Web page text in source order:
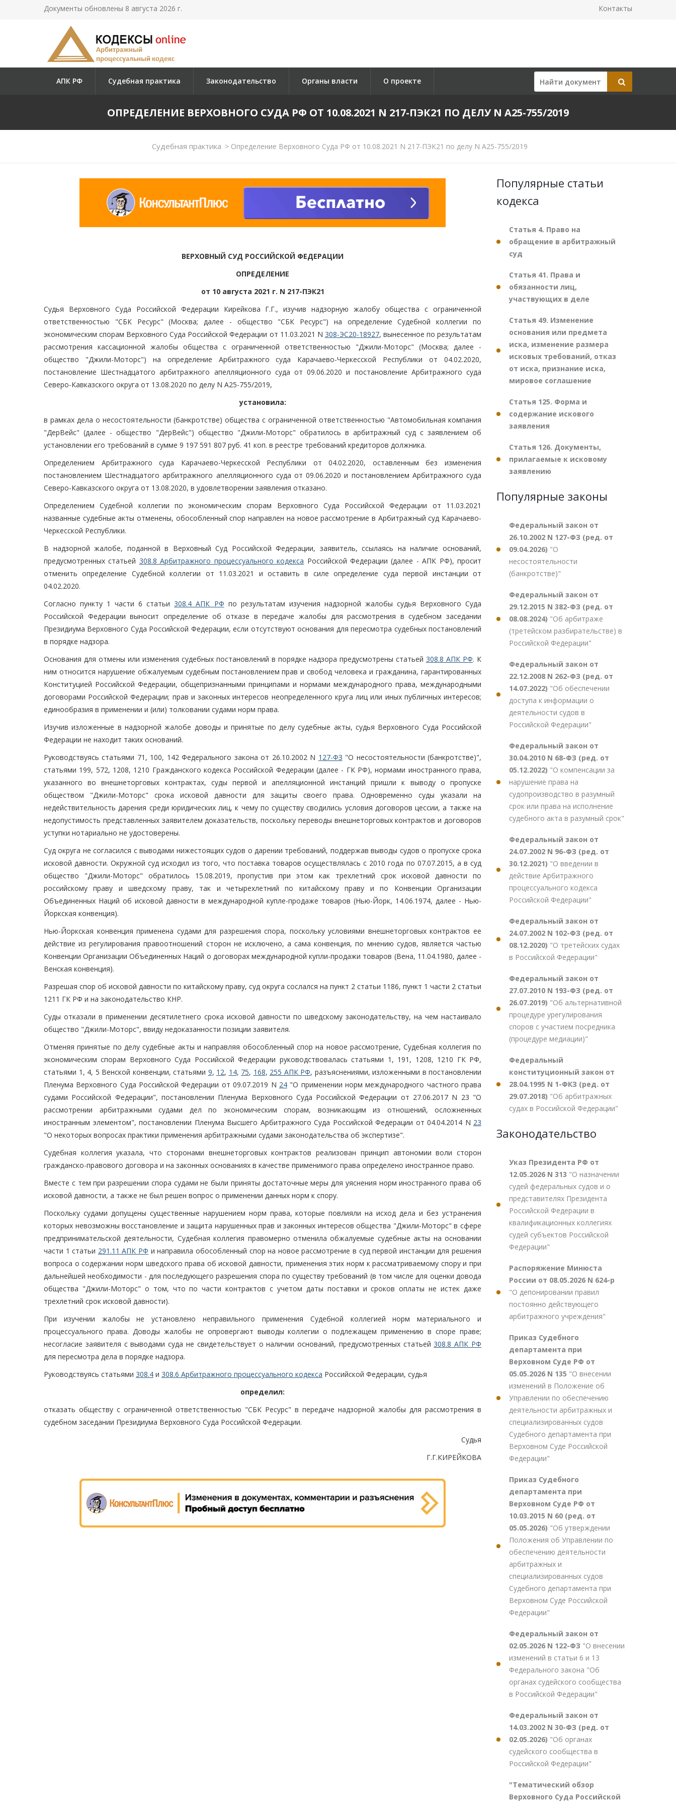
Документы обновлены 8 августа 2026 г. Контакты
АПК РФ Судебная практика Законодательство Органы власти О проекте
ОПРЕДЕЛЕНИЕ ВЕРХОВНОГО СУДА РФ ОТ 10.08.2021 N 217-ПЭК21 ПО ДЕЛУ N А25-755/2019
Судебная практика > Определение Верховного Суда РФ от 10.08.2021 N 217-ПЭК21 по делу N А25-755/2019
ВЕРХОВНЫЙ СУД РОССИЙСКОЙ ФЕДЕРАЦИИ
ОПРЕДЕЛЕНИЕ
от 10 августа 2021 г. N 217-ПЭК21
Судья Верховного Суда Российской Федерации Кирейкова Г.Г., изучив надзорную жалобу общества с ограниченной
ответственностью "СБК Ресурс" (Москва; далее - общество "СБК Ресурс") на определение Судебной коллегии по
экономическим спорам Верховного Суда Российской Федерации от 11.03.2021 N 308-ЭС20-18927, вынесенное по результатам
рассмотрения кассационной жалобы общества с ограниченной ответственностью "Джили-Моторс" (Москва; далее -
общество "Джили-Моторс") на определение Арбитражного суда Карачаево-Черкесской Республики от 04.02.2020,
постановление Шестнадцатого арбитражного апелляционного суда от 09.06.2020 и постановление Арбитражного суда
Северо-Кавказского округа от 13.08.2020 по делу N А25-755/2019,
установила:
в рамках дела о несостоятельности (банкротстве) общества с ограниченной ответственностью "Автомобильная компания
"ДерВейс" (далее - общество "ДерВейс") общество "Джили-Моторс" обратилось в арбитражный суд с заявлением об
установлении его требований в сумме 9 197 591 807 руб. 41 коп. в реестре требований кредиторов должника.
Определением Арбитражного суда Карачаево-Черкесской Республики от 04.02.2020, оставленным без изменения
постановлением Шестнадцатого арбитражного апелляционного суда от 09.06.2020 и постановлением Арбитражного суда
Северо-Кавказского округа от 13.08.2020, в удовлетворении заявления отказано.
Определением Судебной коллегии по экономическим спорам Верховного Суда Российской Федерации от 11.03.2021
названные судебные акты отменены, обособленный спор направлен на новое рассмотрение в Арбитражный суд Карачаево-
Черкесской Республики.
В надзорной жалобе, поданной в Верховный Суд Российской Федерации, заявитель, ссылаясь на наличие оснований,
предусмотренных статьей 308.8 Арбитражного процессуального кодекса Российской Федерации (далее - АПК РФ), просит
отменить определение Судебной коллегии от 11.03.2021 и оставить в силе определение суда первой инстанции от
04.02.2020.
Согласно пункту 1 части 6 статьи308.4 АПК РФ по результатам изучения надзорной жалобы судья Верховного Суда
Российской Федерации выносит определение об отказе в передаче жалобы для рассмотрения в судебном заседании
Президиума Верховного Суда Российской Федерации, если отсутствуют основания для пересмотра судебных постановлений
в порядке надзора.
Основания для отмены или изменения судебных постановлений в порядке надзора предусмотрены статьей 308.8 АПК РФ. К
ним относится нарушение обжалуемым судебным постановлением прав и свобод человека и гражданина, гарантированных
Конституцией Российской Федерации, общепризнанными принципами и нормами международного права, международными
договорами Российской Федерации; прав и законных интересов неопределенного круга лиц или иных публичных интересов;
единообразия в применении и (или) толковании судами норм права.
Изучив изложенные в надзорной жалобе доводы и принятые по делу судебные акты, судья Верховного Суда Российской
Федерации не находит таких оснований.
Руководствуясь статьями 71, 100, 142 Федерального закона от 26.10.2002 N 127-ФЗ "О несостоятельности (банкротстве)",
статьями 199, 572, 1208, 1210 Гражданского кодекса Российской Федерации (далее - ГК РФ), нормами иностранного права,
указанного во внешнеторговых контрактах, суды первой и апелляционной инстанций пришли к выводу о пропуске
обществом "Джили-Моторс" срока исковой давности для защиты своего права. Одновременно суды указали на
недействительность дарения среди юридических лиц, к чему по существу сводились условия договоров цессии, а также на
недопустимость представленных заявителем доказательств, поскольку переводы внешнеторговых контрактов и договоров
уступки нотариально не удостоверены.
Суд округа не согласился с выводами нижестоящих судов о дарении требований, поддержав выводы судов о пропуске срока
исковой давности. Окружной суд исходил из того, что поставка товаров осуществлялась с 2010 года по 07.07.2015, а в суд
общество "Джили-Моторс" обратилось 15.08.2019, пропустив при этом как трехлетний срок исковой давности по
российскому праву и шведскому праву, так и четырехлетний по китайскому праву и по Конвенции Организации
Объединенных Наций об исковой давности в международной купле-продаже товаров (Нью-Йорк, 14.06.1974, далее - Нью-
Йоркская конвенция).
Нью-Йоркская конвенция применена судами для разрешения спора, поскольку условиями внешнеторговых контрактов ее
действие из регулирования правоотношений сторон не исключено, а сама конвенция, по мнению судов, является частью
Конвенции Организации Объединенных Наций о договорах международной купли-продажи товаров (Вена, 11.04.1980, далее -
Венская конвенция).
Разрешая спор об исковой давности по китайскому праву, суд округа сослался на пункт 2 статьи 1186, пункт 1 части 2 статьи
1211 ГК РФ и на законодательство КНР.
Суды отказали в применении десятилетнего срока исковой давности по шведскому законодательству, на чем настаивало
общество "Джили-Моторс", ввиду недоказанности позиции заявителя.
Отменяя принятые по делу судебные акты и направляя обособленный спор на новое рассмотрение, Судебная коллегия по
экономическим спорам Верховного Суда Российской Федерации руководствовалась статьями 1, 191, 1208, 1210 ГК РФ,
статьями 1, 4, 5 Венской конвенции, статьями 9, 12, 14, 75, 168, 255 АПК РФ, разъяснениями, изложенными в постановлении
Пленума Верховного Суда Российской Федерации от 09.07.2019 N 24"О применении норм международного частного права
судами Российской Федерации", постановлении Пленума Верховного Суда Российской Федерации от 27.06.2017 N 23 "О
рассмотрении арбитражными судами дел по экономическим спорам, возникающим из отношений, осложненных
иностранным элементом", постановлении Пленума Высшего Арбитражного Суда Российской Федерации от 04.04.2014 N 23
"О некоторых вопросах практики применения арбитражными судами законодательства об экспертизе".
Судебная коллегия указала, что сторонами внешнеторговых контрактов реализован принцип автономии воли сторон
гражданско-правового договора и на законных основаниях в качестве применимого права определено иностранное право.
Вместе с тем при разрешении спора судами не были приняты достаточные меры для уяснения норм иностранного права об
исковой давности, а также не был решен вопрос о применении данных норм к спору.
Поскольку судами допущены существенные нарушением норм права, которые повлияли на исход дела и без устранения
которых невозможны восстановление и защита нарушенных прав и законных интересов общества "Джили-Моторс" в сфере
предпринимательской деятельности, Судебная коллегия правомерно отменила обжалуемые судебные акты на основании
части 1 статьи 291.11 АПК РФ и направила обособленный спор на новое рассмотрение в суд первой инстанции для решения
вопроса о содержании норм шведского права об исковой давности, применения этих норм к рассматриваемому спору и при
дальнейшей необходимости - для последующего разрешения спора по существу требований (в том числе для оценки довода
общества "Джили-Моторс" о том, что по части контрактов с учетом даты поставки и сроков оплаты не истек даже
трехлетний срок исковой давности).
При изучении жалобы не установлено неправильного применения Судебной коллегией норм материального и
процессуального права. Доводы жалобы не опровергают выводы коллегии о подлежащем применению в споре праве;
несогласие заявителя с выводами суда не свидетельствует о наличии оснований, предусмотренных статьей308.8 АПК РФ
для пересмотра дела в порядке надзора.
Руководствуясь статьями 308.4 и 308.6 Арбитражного процессуального кодекса Российской Федерации, судья
определил:
отказать обществу с ограниченной ответственностью "СБК Ресурс" в передаче надзорной жалобы для рассмотрения в
судебном заседании Президиума Верховного Суда Российской Федерации.
Судья
Г.Г.КИРЕЙКОВА
Популярные статьи
кодекса
Статья 4. Право на
обращение в арбитражный
суд
Статья 41. Права и
обязанности лиц,
участвующих в деле
Статья 49. Изменение
основания или предмета
иска, изменение размера
исковых требований, отказ
от иска, признание иска,
мировое соглашение
Статья 125. Форма и
содержание искового
заявления
Статья 126. Документы,
прилагаемые к исковому
заявлению
Популярные законы
Федеральный закон от
26.10.2002 N 127-ФЗ (ред. от
09.04.2026) "О
несостоятельности
(банкротстве)"
Федеральный закон от
29.12.2015 N 382-ФЗ (ред. от
08.08.2024) "Об арбитраже
(третейском разбирательстве) в
Российской Федерации"
Федеральный закон от
22.12.2008 N 262-ФЗ (ред. от
14.07.2022) "Об обеспечении
доступа к информации о
деятельности судов в
Российской Федерации"
Федеральный закон от
30.04.2010 N 68-ФЗ (ред. от
05.12.2022) "О компенсации за
нарушение права на
судопроизводство в разумный
срок или права на исполнение
судебного акта в разумный срок"
Федеральный закон от
24.07.2002 N 96-ФЗ (ред. от
30.12.2021) "О введении в
действие Арбитражного
процессуального кодекса
Российской Федерации"
Федеральный закон от
24.07.2002 N 102-ФЗ (ред. от
08.12.2020) "О третейских судах
в Российской Федерации"
Федеральный закон от
27.07.2010 N 193-ФЗ (ред. от
26.07.2019) "Об альтернативной
процедуре урегулирования
споров с участием посредника
(процедуре медиации)"
Федеральный
конституционный закон от
28.04.1995 N 1-ФКЗ (ред. от
29.07.2018) "Об арбитражных
судах в Российской Федерации"
Законодательство
Указ Президента РФ от
12.05.2026 N 313 "О назначении
судей федеральных судов и о
представителях Президента
Российской Федерации в
квалификационных коллегиях
судей субъектов Российской
Федерации"
Распоряжение Минюста
России от 08.05.2026 N 624-р
"О депонировании правил
постоянно действующего
арбитражного учреждения"
Приказ Судебного
департамента при
Верховном Суде РФ от
05.05.2026 N 135 "О внесении
изменений в Положение об
Управлении по обеспечению
деятельности арбитражных и
специализированных судов
Судебного департамента при
Верховном Суде Российской
Федерации"
Приказ Судебного
департамента при
Верховном Суде РФ от
10.03.2015 N 60 (ред. от
05.05.2026) "Об утверждении
Положения об Управлении по
обеспечению деятельности
арбитражных и
специализированных судов
Судебного департамента при
Верховном Суде Российской
Федерации"
Федеральный закон от
02.05.2026 N 122-ФЗ "О внесении
изменений в статьи 6 и 13
Федерального закона "Об
органах судейского сообщества
в Российской Федерации"
Федеральный закон от
14.03.2002 N 30-ФЗ (ред. от
02.05.2026) "Об органах
судейского сообщества в
Российской Федерации"
"Тематический обзор
Верховного Суда Российской